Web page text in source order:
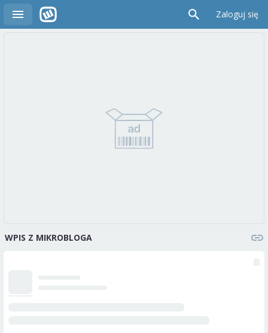
Zaloguj się
WPIS Z MIKROBLOGA